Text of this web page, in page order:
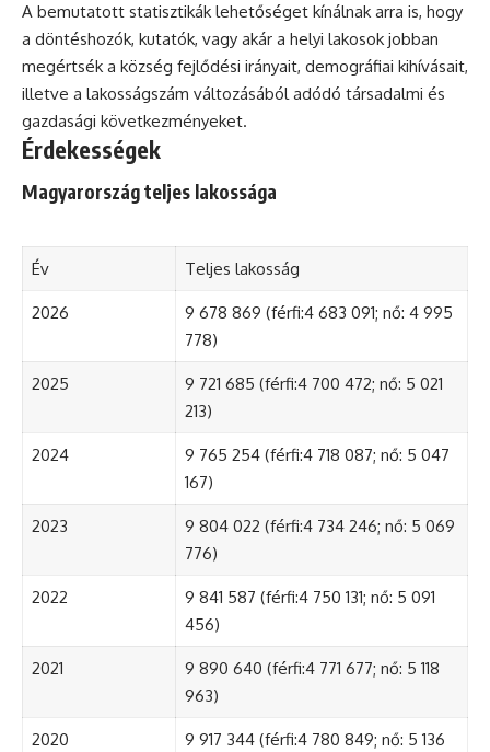
A bemutatott statisztikák lehetőséget kínálnak arra is, hogy
a döntéshozók, kutatók, vagy akár a helyi lakosok jobban
megértsék a község fejlődési irányait, demográfiai kihívásait,
illetve a lakosságszám változásából adódó társadalmi és
gazdasági következményeket.
Érdekességek
Magyarország teljes lakossága
Év Teljes lakosság
2026
9 678 869 (férfi:4 683 091; nő: 4 995
778)
2025
9 721 685 (férfi:4 700 472; nő: 5 021
213)
2024
9 765 254 (férfi:4 718 087; nő: 5 047
167)
2023
9 804 022 (férfi:4 734 246; nő: 5 069
776)
2022
9 841 587 (férfi:4 750 131; nő: 5 091
456)
2021
9 890 640 (férfi:4 771 677; nő: 5 118
963)
2020
9 917 344 (férfi:4 780 849; nő: 5 136